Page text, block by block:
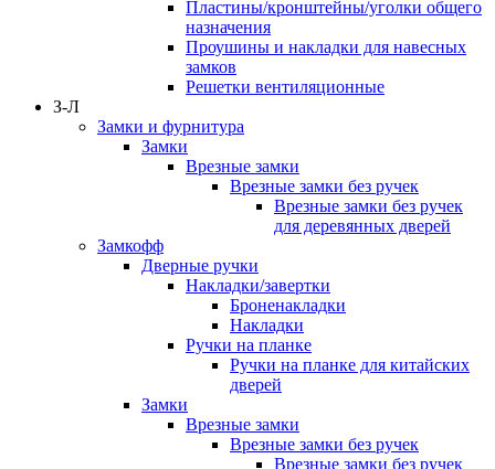
Пластины/кронштейны/уголки общего
назначения
Проушины и накладки для навесных
замков
Решетки вентиляционные
З-Л
Замки и фурнитура
Замки
Врезные замки
Врезные замки без ручек
Врезные замки без ручек
для деревянных дверей
Замкофф
Дверные ручки
Накладки/завертки
Броненакладки
Накладки
Ручки на планке
Ручки на планке для китайских
дверей
Замки
Врезные замки
Врезные замки без ручек
Врезные замки без ручек